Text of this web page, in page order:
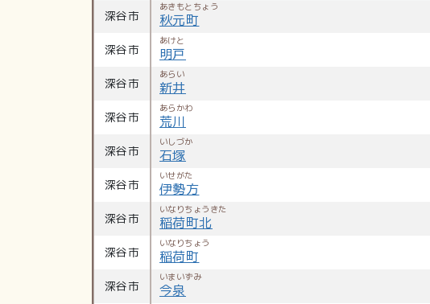
深谷市
あきもとちょう
秋元町
深谷市
あけと
明戸
深谷市
あらい
新井
深谷市
あらかわ
荒川
深谷市
いしづか
石塚
深谷市
いせがた
伊勢方
深谷市
いなりちょうきた
稲荷町北
深谷市
いなりちょう
稲荷町
深谷市
いまいずみ
今泉